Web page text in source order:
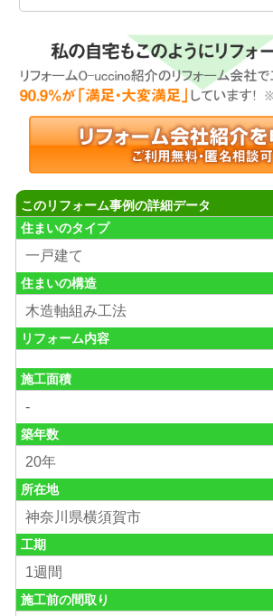
このリフォーム事例の詳細データ
住まいのタイプ
一戸建て
住まいの構造
木造軸組み工法
リフォーム内容
施工面積
-
築年数
20年
所在地
神奈川県横須賀市
工期
1週間
施工前の間取り